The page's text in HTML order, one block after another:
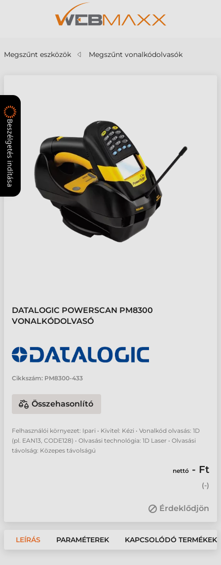
Megszűnt eszközök Megszűnt vonalkódolvasók
DATALOGIC POWERSCAN PM8300
VONALKÓDOLVASÓ
Cikkszám: PM8300-433
Összehasonlító
Felhasználói környezet: Ipari • Kivitel: Kézi • Vonalkód olvasás: 1D
(pl. EAN13, CODE128) • Olvasási technológia: 1D Laser • Olvasási
távolság: Közepes távolságú
nettó - Ft
(-)
Érdeklődjön
LEÍRÁS PARAMÉTEREK KAPCSOLÓDÓ TERMÉKEK
Beszélgetés indítása